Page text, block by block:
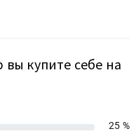
купите себе на
25 %